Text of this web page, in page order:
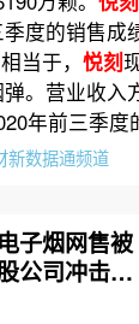
度的销售成
当于， 悦刻
。营业收入
年前三季
新数据通频道
子烟网售被
公司冲击几